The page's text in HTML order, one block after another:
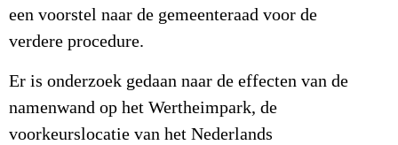
een voorstel naar de gemeenteraad voor de
verdere procedure.
Er is onderzoek gedaan naar de effecten van de
namenwand op het Wertheimpark, de
voorkeurslocatie van het Nederlands